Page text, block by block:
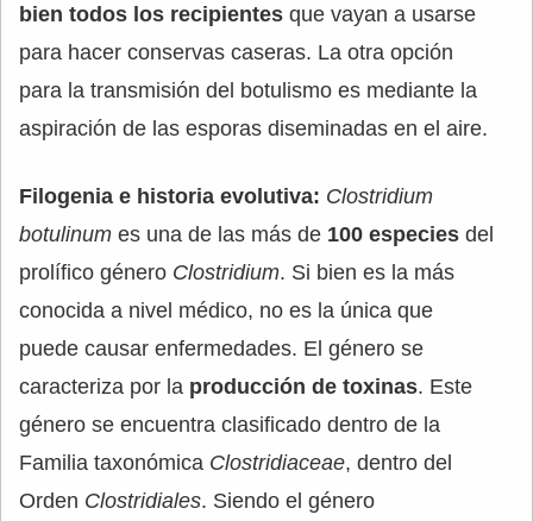
bien todos los recipientes que vayan a usarse
para hacer conservas caseras. La otra opción
para la transmisión del botulismo es mediante la
aspiración de las esporas diseminadas en el aire.
Filogenia e historia evolutiva: Clostridium
botulinum es una de las más de 100 especies del
prolífico género Clostridium. Si bien es la más
conocida a nivel médico, no es la única que
puede causar enfermedades. El género se
caracteriza por la producción de toxinas. Este
género se encuentra clasificado dentro de la
Familia taxonómica Clostridiaceae, dentro del
Orden Clostridiales. Siendo el género